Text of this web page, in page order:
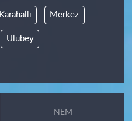
Karahallı Merkez
Ulubey
NEM